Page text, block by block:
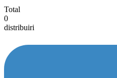
Total
0
distribuiri